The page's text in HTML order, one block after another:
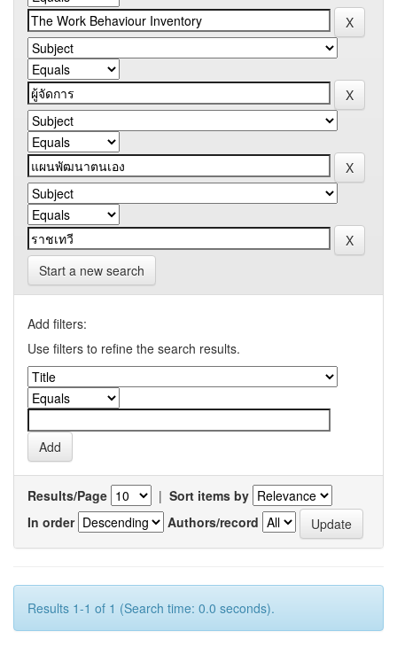
Start a new search
Add filters:
Use filters to refine the search results.
Results/Page | Sort items by
In order
Authors/record
Results 1-1 of 1 (Search time: 0.0 seconds).